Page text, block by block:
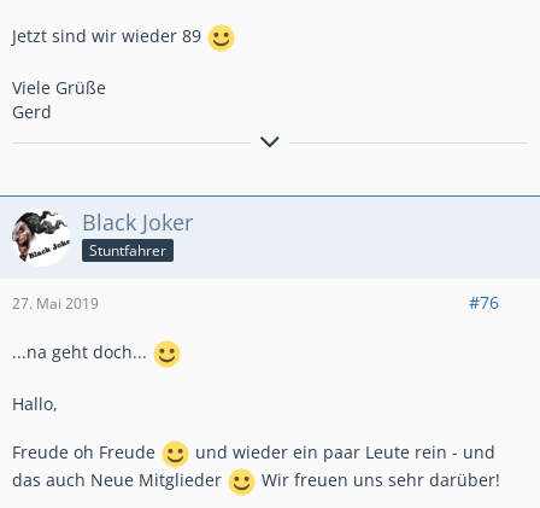
Jetzt sind wir wieder 89
Viele Grüße
Gerd
Bremsen macht die Felge dreckig!!!!!!!!!!!
Anders gesagt: Bremsen ist die Umwandlung hochwertiger
Geschwindigkeit in sinnlose Wärme!
Black Joker
Stuntfahrer
27. Mai 2019 #76
...na geht doch...
Hallo,
Freude oh Freude
und wieder ein paar Leute rein - und
das auch Neue Mitglieder
Wir freuen uns sehr darüber!